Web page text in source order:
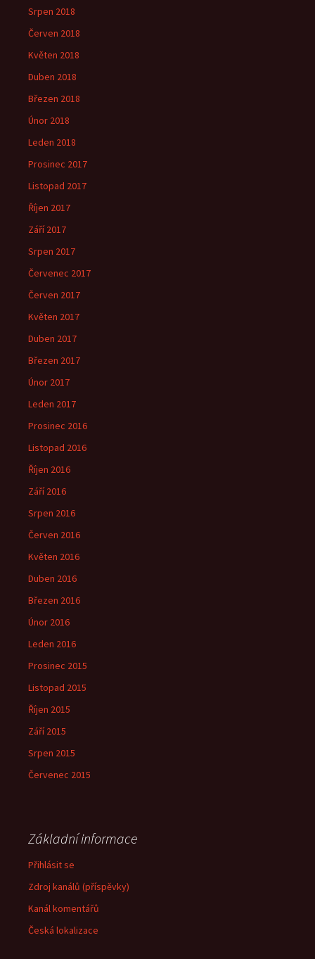
Srpen 2018
Červen 2018
Květen 2018
Duben 2018
Březen 2018
Únor 2018
Leden 2018
Prosinec 2017
Listopad 2017
Říjen 2017
Září 2017
Srpen 2017
Červenec 2017
Červen 2017
Květen 2017
Duben 2017
Březen 2017
Únor 2017
Leden 2017
Prosinec 2016
Listopad 2016
Říjen 2016
Září 2016
Srpen 2016
Červen 2016
Květen 2016
Duben 2016
Březen 2016
Únor 2016
Leden 2016
Prosinec 2015
Listopad 2015
Říjen 2015
Září 2015
Srpen 2015
Červenec 2015
Základní informace
Přihlásit se
Zdroj kanálů (příspěvky)
Kanál komentářů
Česká lokalizace